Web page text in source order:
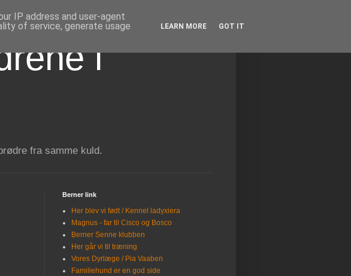
i
fra samme kuld.
Berner link
Her blev vi født / Kennel ladyxiera
Magnus - far til Cisco og Bosco
Berner Senne klubben
Her går vi til træning
Vores Dyrlæge / Pia Vaaben
Familiehund er en god side
IP address and user-agent
of service, generate usage
LEARN MORE GOT IT